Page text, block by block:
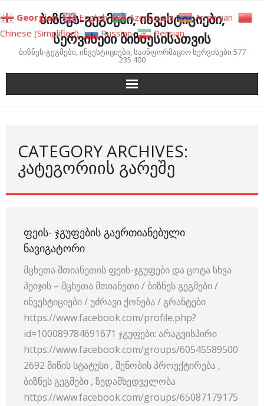
to
content
ბიზნეს-გეგმები, ინვესტიციები,
სერვისები ბიზნესისათვის
ბიზნეს-გეგმები, ინვესტიციები, საინფორმაციო სერვისები 577
235 400
CATEGORY ARCHIVES:
ᲙᲐᲢᲔᲒᲝᲠᲘᲘᲡ ᲒᲐᲠᲔᲨᲔ
ᲤᲔᲘᲡ- ᲯᲒᲣᲤᲔᲑᲘᲡ ᲒᲐᲔᲠᲗᲘᲐᲜᲔᲑᲣᲚᲘ
ᲜᲐᲕᲘᲒᲐᲢᲝᲠᲘ
მცხეთა მთიანეთის ფეის-ჯგუფები და ცოტა სხვა
პეიჯის – მცხეთა მთიანეთი / ბიზნეს გეგმები /
ინვესტიციები / უძრავი ქონება / გრანტები
https://www.facebook.com/profile.php?
id=100089784691671 ჯგუფები: არაგვისპირი
https://www.facebook.com/groups/60545589500
2692 მიწის სტატუსი , შენობის პროექტირება ,
ბიზნეს გეგმები , ზედამხედველობა
https://www.facebook.com/groups/65087179175
Georgian English Azerbaijani
Armenian
Chinese (Simplified)
Russian Persian